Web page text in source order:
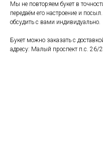
Мы не повторяем букет в
передаём его настроение и
обсудить с вами индивидуально.
Букет можно заказать с
адресу: Малый проспект п.с. 26/